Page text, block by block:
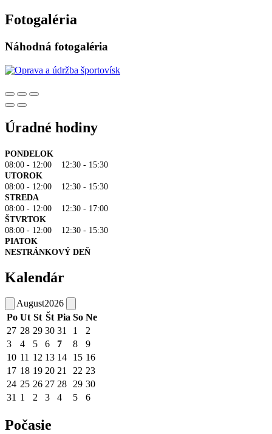
Fotogaléria
Náhodná fotogaléria
Úradné hodiny
PONDELOK
08:00 - 12:00 12:30 - 15:30
UTOROK
08:00 - 12:00 12:30 - 15:30
STREDA
08:00 - 12:00 12:30 - 17:00
ŠTVRTOK
08:00 - 12:00 12:30 - 15:30
PIATOK
NESTRÁNKOVÝ DEŇ
Kalendár
August2026
Po Ut St Št Pia So Ne
27 28 29 30 31 1
2
3
4 5 6 7 8
9
10 11 12 13 14 15 16
17 18 19 20 21 22 23
24 25 26 27 28 29 30
31 1 2 3 4 5 6
Počasie